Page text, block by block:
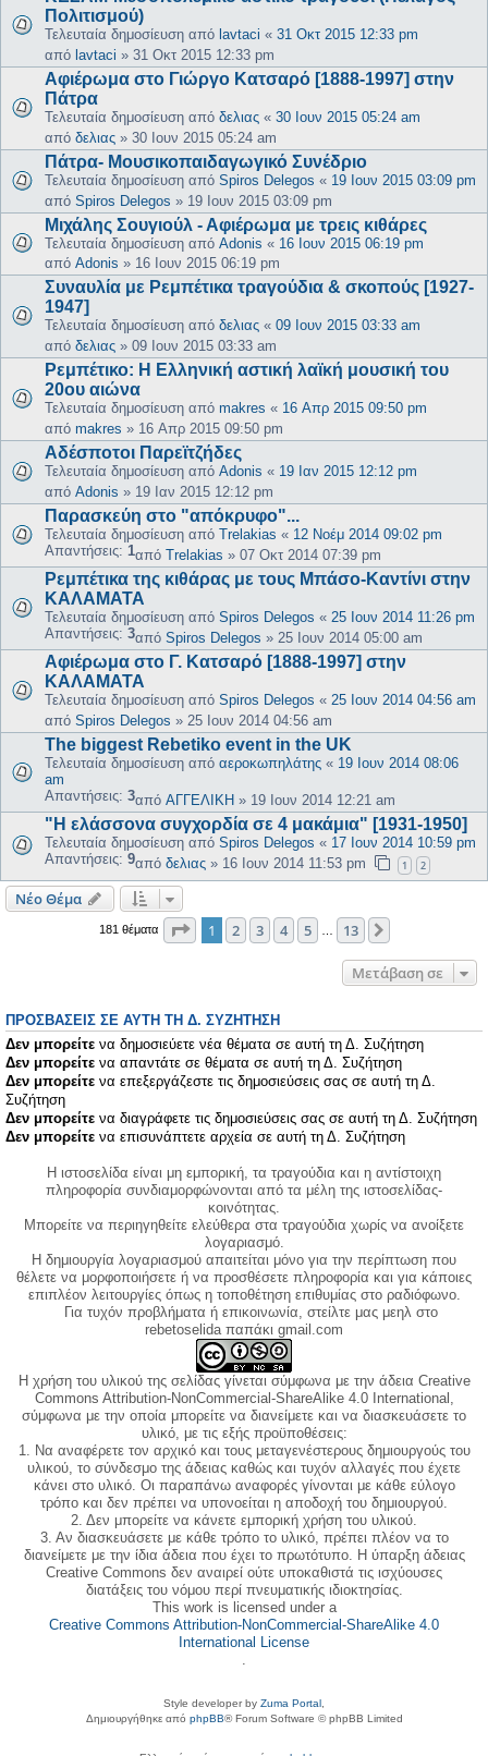
Πολιτισμού)
Τελευταία δημοσίευση από lavtaci « 31 Οκτ 2015 12:33 pm
από lavtaci » 31 Οκτ 2015 12:33 pm
Aφιέρωμα στο Γιώργο Κατσαρό [1888-1997] στην
Πάτρα
Τελευταία δημοσίευση από δελιας « 30 Ιουν 2015 05:24 am
από δελιας » 30 Ιουν 2015 05:24 am
Πάτρα- Μουσικοπαιδαγωγικό Συνέδριο
Τελευταία δημοσίευση από Spiros Delegos « 19 Ιουν 2015 03:09 pm
από Spiros Delegos » 19 Ιουν 2015 03:09 pm
Μιχάλης Σουγιούλ - Αφιέρωμα με τρεις κιθάρες
Τελευταία δημοσίευση από Adonis « 16 Ιουν 2015 06:19 pm
από Adonis » 16 Ιουν 2015 06:19 pm
Συναυλία με Ρεμπέτικα τραγούδια & σκοπούς [1927-
1947]
Τελευταία δημοσίευση από δελιας « 09 Ιουν 2015 03:33 am
από δελιας » 09 Ιουν 2015 03:33 am
Ρεμπέτικο: Η Ελληνική αστική λαϊκή μουσική του
20ου αιώνα
Τελευταία δημοσίευση από makres « 16 Απρ 2015 09:50 pm
από makres » 16 Απρ 2015 09:50 pm
Αδέσποτοι Παρεϊτζήδες
Τελευταία δημοσίευση από Adonis « 19 Ιαν 2015 12:12 pm
από Adonis » 19 Ιαν 2015 12:12 pm
Παρασκεύη στο "απόκρυφο"...
Τελευταία δημοσίευση από Trelakias « 12 Νοέμ 2014 09:02 pm
Απαντήσεις: 1από Trelakias » 07 Οκτ 2014 07:39 pm
Ρεμπέτικα της κιθάρας με τους Μπάσο-Καντίνι στην
ΚΑΛΑΜΑΤΑ
Τελευταία δημοσίευση από Spiros Delegos « 25 Ιουν 2014 11:26 pm
Απαντήσεις: 3από Spiros Delegos » 25 Ιουν 2014 05:00 am
Αφιέρωμα στο Γ. Κατσαρό [1888-1997] στην
ΚΑΛΑΜΑΤΑ
Τελευταία δημοσίευση από Spiros Delegos « 25 Ιουν 2014 04:56 am
από Spiros Delegos » 25 Ιουν 2014 04:56 am
The biggest Rebetiko event in the UK
Τελευταία δημοσίευση από αεροκωπηλάτης « 19 Ιουν 2014 08:06
am
Απαντήσεις: 3από ΑΓΓΕΛΙΚΗ » 19 Ιουν 2014 12:21 am
"Η ελάσσονα συγχορδία σε 4 μακάμια" [1931-1950]
Τελευταία δημοσίευση από Spiros Delegos « 17 Ιουν 2014 10:59 pm
Απαντήσεις: 9από δελιας » 16 Ιουν 2014 11:53 pm 1 2
Νέο Θέμα
181 θέματα Σελίδα από13
1 2 3 4 5 13
Μετάβαση σε
ΠΡΟΣΒΆΣΕΙΣ ΣΕ ΑΥΤΉ ΤΗ Δ. ΣΥΖΉΤΗΣΗ
Δεν μπορείτε να δημοσιεύετε νέα θέματα σε αυτή τη Δ. Συζήτηση
Δεν μπορείτε να απαντάτε σε θέματα σε αυτή τη Δ. Συζήτηση
Δεν μπορείτε να επεξεργάζεστε τις δημοσιεύσεις σας σε αυτή τη Δ.
Συζήτηση
Δεν μπορείτε να διαγράφετε τις δημοσιεύσεις σας σε αυτή τη Δ. Συζήτηση
Δεν μπορείτε να επισυνάπτετε αρχεία σε αυτή τη Δ. Συζήτηση
Η ιστοσελίδα είναι μη εμπορική, τα τραγούδια και η αντίστοιχη
πληροφορία συνδιαμορφώνονται από τα μέλη της ιστοσελίδας-
κοινότητας.
Μπορείτε να περιηγηθείτε ελεύθερα στα τραγούδια χωρίς να ανοίξετε
λογαριασμό.
Η δημιουργία λογαριασμού απαιτείται μόνο για την περίπτωση που
θέλετε να μορφοποιήσετε ή να προσθέσετε πληροφορία και για κάποιες
επιπλέον λειτουργίες όπως η τοποθέτηση επιθυμίας στο ραδιόφωνο.
Για τυχόν προβλήματα ή επικοινωνία, στείλτε μας μεηλ στο
rebetoselida παπάκι gmail.com
Η χρήση του υλικού της σελίδας γίνεται σύμφωνα με την άδεια Creative
Commons Attribution-NonCommercial-ShareAlike 4.0 International,
σύμφωνα με την οποία μπορείτε να διανείμετε και να διασκευάσετε το
υλικό, με τις εξής προϋποθέσεις:
1. Να αναφέρετε τον αρχικό και τους μεταγενέστερους δημιουργούς του
υλικού, το σύνδεσμο της άδειας καθώς και τυχόν αλλαγές που έχετε
κάνει στο υλικό. Οι παραπάνω αναφορές γίνονται με κάθε εύλογο
τρόπο και δεν πρέπει να υπονοείται η αποδοχή του δημιουργού.
2. Δεν μπορείτε να κάνετε εμπορική χρήση του υλικού.
3. Αν διασκευάσετε με κάθε τρόπο το υλικό, πρέπει πλέον να το
διανείμετε με την ίδια άδεια που έχει το πρωτότυπο. Η ύπαρξη άδειας
Creative Commons δεν αναιρεί ούτε υποκαθιστά τις ισχύουσες
διατάξεις του νόμου περί πνευματικής ιδιοκτησίας.
This work is licensed under a
Creative Commons Attribution-NonCommercial-ShareAlike 4.0
International License
Style developer by Zuma Portal,
Δημιουργήθηκε από phpBB® Forum Software © phpBB Limited